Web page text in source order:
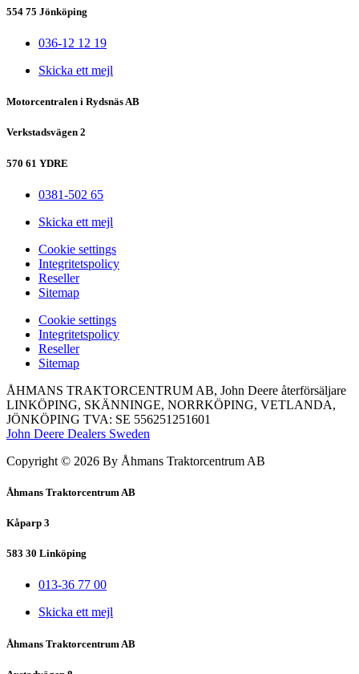
554 75 Jönköping
036-12 12 19
Skicka ett mejl
Motorcentralen i Rydsnäs AB
Verkstadsvägen 2
570 61 YDRE
0381-502 65
Skicka ett mejl
Сookie settings
Integritetspolicy
Reseller
Sitemap
Сookie settings
Integritetspolicy
Reseller
Sitemap
ÅHMANS TRAKTORCENTRUM AB, John Deere återförsäljare
LINKÖPING, SKÄNNINGE, NORRKÖPING, VETLANDA,
JÖNKÖPING TVA: SE 556251251601
John Deere Dealers Sweden
Copyright © 2026 By Åhmans Traktorcentrum AB
Åhmans Traktorcentrum AB
Kåparp 3
583 30 Linköping
013-36 77 00
Skicka ett mejl
Åhmans Traktorcentrum AB